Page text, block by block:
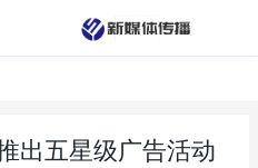
出五星级广告活动